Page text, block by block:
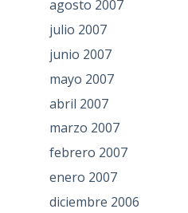
agosto 2007
julio 2007
junio 2007
mayo 2007
abril 2007
marzo 2007
febrero 2007
enero 2007
diciembre 2006